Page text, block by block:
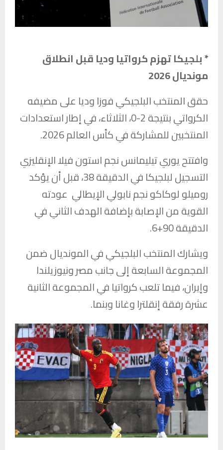
* بلجيكا تهزم كرواتيا وديا قبل انطلاق
مونديال 2026
حقق المنتخب البلجيكي فوزا وديا على مضيفه
الكرواتي بنتيجة 2-0، الثلاثاء، في إطار استعدادات
المنتخبين للمشاركة في كأس العالم 2026.
وافتتح يوري تيليمانس نجم استون فيلا الإنقليزي
التسجيل لبلجيكا في الدقيقة 38، قبل أن يؤكد
روميلو لوكاكو نجم نابولي الإيطالي عودته
القوية من الإصابة بإضافة الهدف الثاني في
الدقيقة 90+6.
ويشارك المنتخب البلجيكي في المونديال ضمن
المجموعة السابعة إلى جانب مصر ونيوزيلندا
وإيران، فيما تلعب كرواتيا في المجموعة الثانية
عشرة رفقة إنقلترا وغانا وبنما.